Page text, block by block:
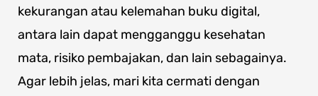
kekurangan atau kelemahan buku digital,
antara lain dapat mengganggu kesehatan
mata, risiko pembajakan, dan lain sebagainya.
Agar lebih jelas, mari kita cermati dengan